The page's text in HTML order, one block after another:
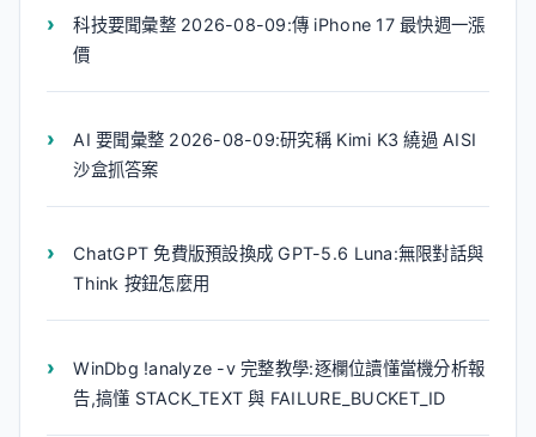
科技要聞彙整 2026-08-09:傳 iPhone 17 最快週一漲
價
AI 要聞彙整 2026-08-09:研究稱 Kimi K3 繞過 AISI
沙盒抓答案
ChatGPT 免費版預設換成 GPT-5.6 Luna:無限對話與
Think 按鈕怎麼用
WinDbg !analyze -v 完整教學:逐欄位讀懂當機分析報
告,搞懂 STACK_TEXT 與 FAILURE_BUCKET_ID